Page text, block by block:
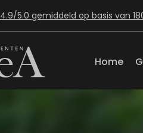
Home
4.9/5.0 gemiddeld op basis van